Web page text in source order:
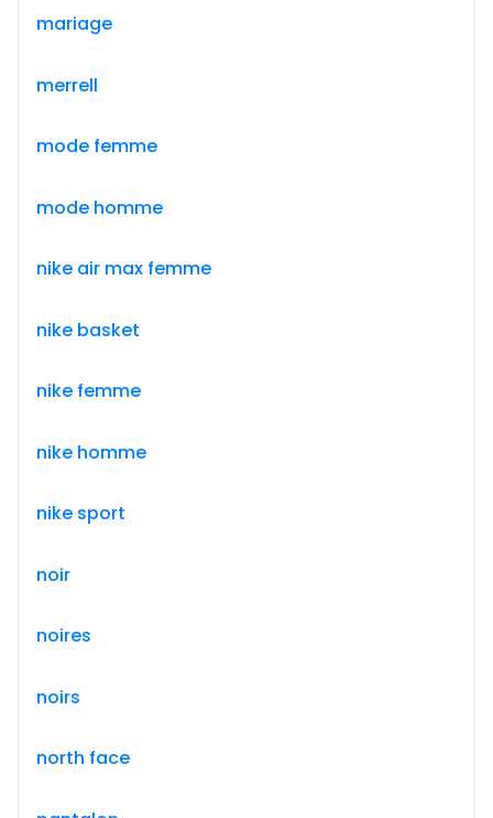
mariage
merrell
mode femme
mode homme
nike air max femme
nike basket
nike femme
nike homme
nike sport
noir
noires
noirs
north face